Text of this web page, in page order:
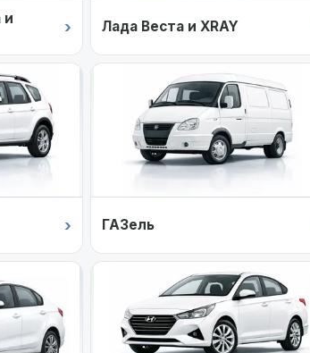
и
› Лада Веста и XRAY
› ГАЗель